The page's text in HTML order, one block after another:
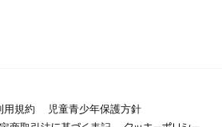
用規約
児童青少年保護方針